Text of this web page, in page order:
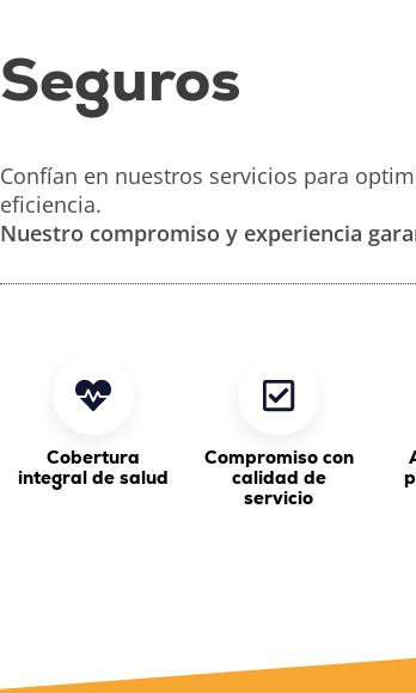
Seguros
Confían en nuestros servicios para
eficiencia.
Nuestro compromiso y experiencia
Cobertura
integral de salud
Compromiso con
calidad de
servicio